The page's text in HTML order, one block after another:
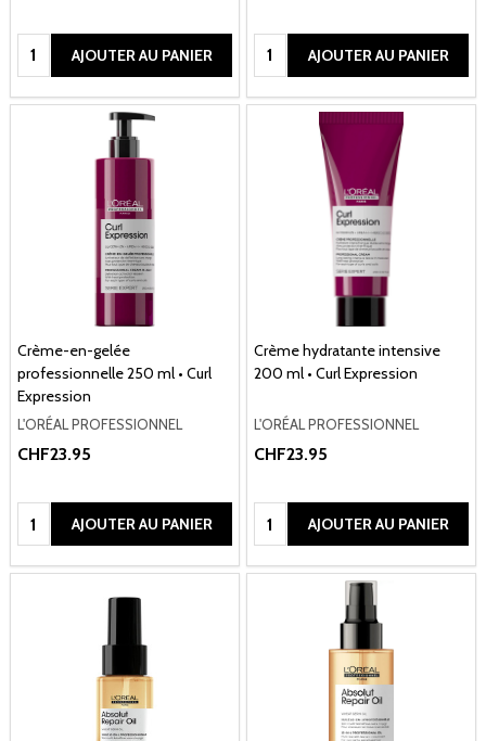
Quantité:AJOUTER AU PANIER Quantité:AJOUTER AU PANIER
Crème-en-gelée
professionnelle 250 ml • Curl
Expression
L'ORÉAL PROFESSIONNEL
CHF23.95
Quantité:AJOUTER AU PANIER
Crème hydratante intensive
200 ml • Curl Expression
L'ORÉAL PROFESSIONNEL
CHF23.95
Quantité:AJOUTER AU PANIER